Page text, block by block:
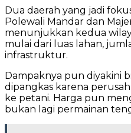
Dua daerah yang jadi
Polewali Mandar dan
menunjukkan kedua
mulai dari luas lahan,
infrastruktur.
Dampaknya pun diyakini
dipangkas karena
ke petani. Harga pun
bukan lagi permainan